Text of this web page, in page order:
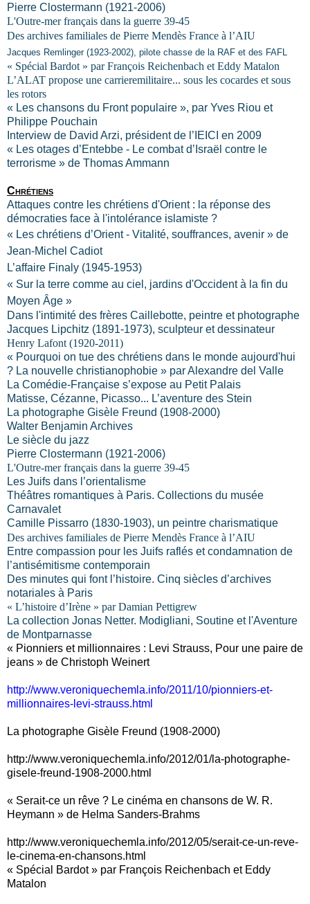
Pierre Clostermann (1921-2006)
L'Outre-mer français dans la guerre 39-45
Des archives familiales de Pierre Mendès France à l’AIU
Jacques Remlinger (1923-2002), pilote chasse de la RAF et des FAFL
« Spécial Bardot » par François Reichenbach et Eddy Matalon
L’ALAT propose une carrieremilitaire... sous les cocardes et sous
les rotors
« Les chansons du Front populaire », par Yves Riou et
Philippe Pouchain
Interview de David Arzi, président de l’IEICI en 2009
« Les otages d’Entebbe - Le combat d’Israël contre le
terrorisme » de Thomas Ammann
Chrétiens
Attaques contre les chrétiens d'Orient : la réponse des
démocraties face à l'intolérance islamiste ?
« Les chrétiens d’Orient - Vitalité, souffrances, avenir » de
Jean-Michel Cadiot
L’affaire Finaly (1945-1953)
« Sur la terre comme au ciel, jardins d'Occident à la fin du
Moyen Âge »
Dans l'intimité des frères Caillebotte, peintre et photographe
Jacques Lipchitz (1891-1973), sculpteur et dessinateur
Henry Lafont (1920-2011)
« Pourquoi on tue des chrétiens dans le monde aujourd'hui
? La nouvelle christianophobie » par Alexandre del Valle
La Comédie-Française s’expose au Petit Palais
Matisse, Cézanne, Picasso... L’aventure des Stein
La photographe Gisèle Freund (1908-2000)
Walter Benjamin Archives
Le siècle du jazz
Pierre Clostermann (1921-2006)
L'Outre-mer français dans la guerre 39-45
Les Juifs dans l’orientalisme
Théâtres romantiques à Paris. Collections du musée
Carnavalet
Camille Pissarro (1830-1903), un peintre charismatique
Des archives familiales de Pierre Mendès France à l’AIU
Entre compassion pour les Juifs raflés et condamnation de
l’antisémitisme contemporain
Des minutes qui font l’histoire. Cinq siècles d’archives
notariales à Paris
« L’histoire d’Irène » par Damian Pettigrew
La collection Jonas Netter. Modigliani, Soutine et l'Aventure
de Montparnasse
« Pionniers et millionnaires : Levi Strauss, Pour une paire de
jeans » de Christoph Weinert
http://www.veroniquechemla.info/2011/10/pionniers-et-
millionnaires-levi-strauss.html
La photographe Gisèle Freund (1908-2000)
http://www.veroniquechemla.info/2012/01/la-photographe-
gisele-freund-1908-2000.html
« Serait-ce un rêve ? Le cinéma en chansons de W. R.
Heymann » de Helma Sanders-Brahms
http://www.veroniquechemla.info/2012/05/serait-ce-un-reve-
le-cinema-en-chansons.html
« Spécial Bardot » par François Reichenbach et Eddy
Matalon